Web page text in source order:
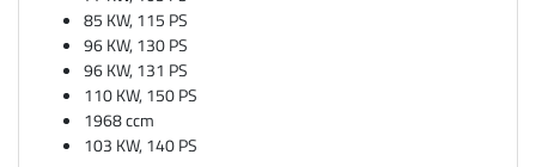
85 KW, 115 PS
96 KW, 130 PS
96 KW, 131 PS
110 KW, 150 PS
1968 ccm
103 KW, 140 PS